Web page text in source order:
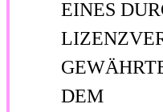
EINES
DEM